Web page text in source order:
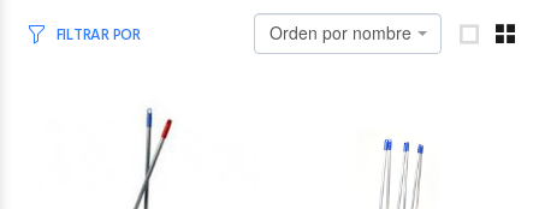
FILTRAR POR Orden por nombre